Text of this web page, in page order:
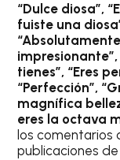
“Dulce diosa”,
fuiste una
tienes”, “Eres
“Perfección”,
magnífica
eres la octava
los comentarios
publicaciones